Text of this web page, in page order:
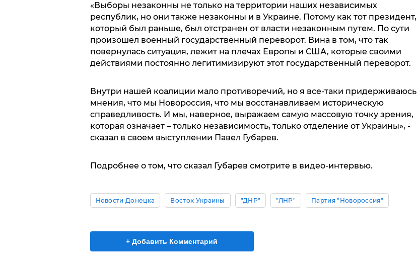
«Выборы незаконны не только на территории наших независимых
республик, но они также незаконны и в Украине. Потому как тот президент,
который был раньше, был отстранен от власти незаконным путем. По сути
произошел военный государственный переворот. Вина в том, что так
повернулась ситуация, лежит на плечах Европы и США, которые своими
действиями постоянно легитимизируют этот государственный переворот.
Внутри нашей коалиции мало противоречий, но я все-таки придерживаюсь
мнения, что мы Новороссия, что мы восстанавливаем историческую
справедливость. И мы, наверное, выражаем самую массовую точку зрения,
которая означает – только независимость, только отделение от Украины», -
сказал в своем выступлении Павел Губарев.
Подробнее о том, что сказал Губарев смотрите в видео-интервью.
Новости Донецка Восток Украины "ДНР" "ЛНР" Партия "Новороссия"
+ Добавить Комментарий